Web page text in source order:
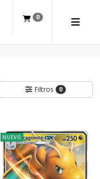
0
Filtros 0
NUEVO